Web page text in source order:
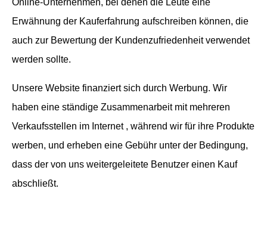
Online-Unternehmen, bei denen die Leute eine
Erwähnung der Kauferfahrung aufschreiben können, die
auch zur Bewertung der Kundenzufriedenheit verwendet
werden sollte.
Unsere Website finanziert sich durch Werbung. Wir
haben eine ständige Zusammenarbeit mit mehreren
Verkaufsstellen im Internet , während wir für ihre Produkte
werben, und erheben eine Gebühr unter der Bedingung,
dass der von uns weitergeleitete Benutzer einen Kauf
abschließt.